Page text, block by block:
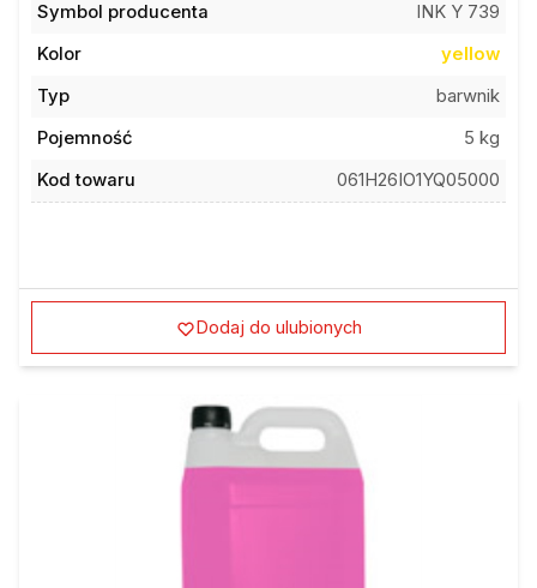
Symbol producenta
INK Y 739
Kolor
yellow
Typ
barwnik
Pojemność
5 kg
Kod towaru
061H26IO1YQ05000
Dodaj do ulubionych